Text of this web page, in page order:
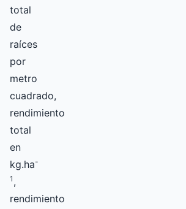
total
de
raíces
por
metro
cuadrado,
rendimiento
total
en
kg.ha-
1 ,
rendimiento